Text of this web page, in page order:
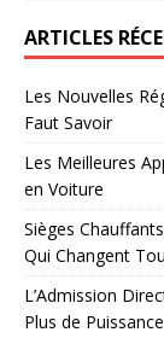
ARTICLES
Les Nouvelles
Faut Savoir
Les Meilleures
en Voiture
Sièges
Qui Changent
L’Admission
Plus de Puissance